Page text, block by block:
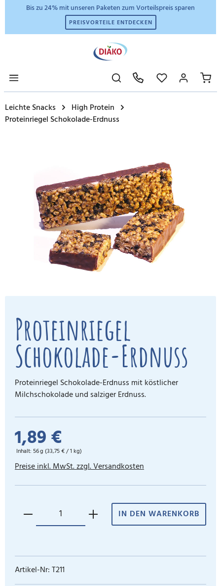
Bis zu 24% mit unseren Paketen zum Vorteilspreis sparen
PREISVORTEILE ENTDECKEN
Leichte Snacks
High Protein
Proteinriegel Schokolade-Erdnuss
Proteinriegel
Schokolade-Erdnuss
Proteinriegel Schokolade-Erdnuss mit köstlicher
Milchschokolade und salziger Erdnuss.
1,89 €
Inhalt: 56 g (33,75 € / 1 kg)
Preise inkl. MwSt. zzgl. Versandkosten
IN DEN WARENKORB
Artikel-Nr:T211